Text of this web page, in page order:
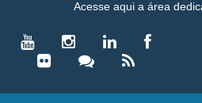
Acesse aqui a área